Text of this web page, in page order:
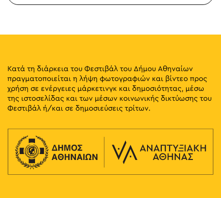
Κατά τη διάρκεια του Φεστιβάλ του Δήμου Αθηναίων
πραγματοποιείται η λήψη φωτογραφιών και βίντεο προς
χρήση σε ενέργειες μάρκετινγκ και δημοσιότητας, μέσω
της ιστοσελίδας και των μέσων κοινωνικής δικτύωσης του
Φεστιβάλ ή/και σε δημοσιεύσεις τρίτων.